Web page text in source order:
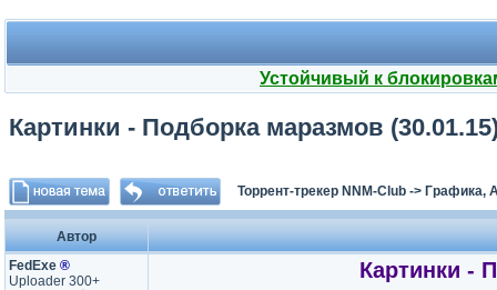
Устойчивый к
Картинки - Подборка маразмов
Торрент-трекер NNM-Club -> Графика,
Автор
FedExe ®
Uploader 300+
Картинки -